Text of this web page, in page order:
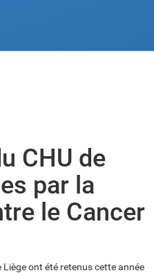
CHU de
par la
le Cancer
Liège ont été retenus cette année